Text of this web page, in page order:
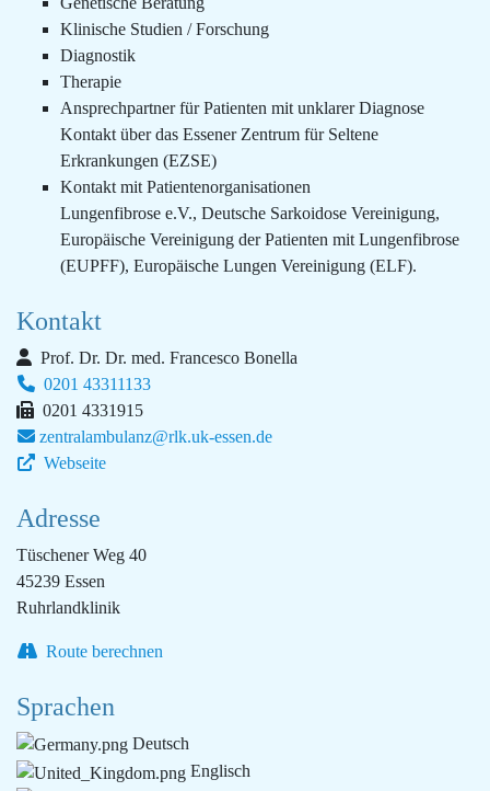
Klinische Studien / Forschung
Diagnostik
Therapie
Ansprechpartner für Patienten mit unklarer Diagnose
Kontakt über das Essener Zentrum für Seltene
Erkrankungen (EZSE)
Kontakt mit Patientenorganisationen
Lungenfibrose e.V., Deutsche Sarkoidose Vereinigung,
Europäische Vereinigung der Patienten mit Lungenfibrose
(EUPFF), Europäische Lungen Vereinigung (ELF).
Kontakt
Prof. Dr. Dr. med. Francesco Bonella
0201 43311133
0201 4331915
zentralambulanz@rlk.uk-essen.de
Webseite
Adresse
Tüschener Weg 40
45239 Essen
Ruhrlandklinik
Route berechnen
Sprachen
Deutsch
Englisch